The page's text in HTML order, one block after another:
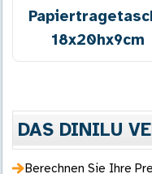
18x20hx9cm
DAS DINILU
Berechnen Sie Ihre